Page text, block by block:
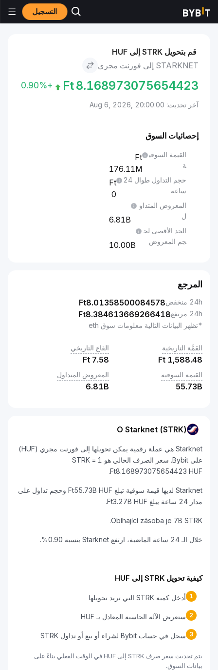
التسجيل
الأسواق Starknet to فورنت مجري
قم بتحويل STRK إلى HUF
STARKNET إلى فورنت مجري
Ft8.168973075654423
+0.90%
آخر تحديث: Aug 6, 2026, 20:00:00
إحصائيات السوق
القيمة السوقي
ة
176.11M
حجم التداول طوال 24
ساعة
0
المعروض المتداو
ل
6.81B
الحد الأقصى لح
جم المعروض
10.00B
المرجع
24h منخفض Ft8.01358500084578
24h مرتفع Ft8.384613669266418
*تظهر البيانات التالية معلومات سوق eth
القمَّة التاريخية
Ft 1,588.48
القاع التاريخي
Ft 7.58
القيمة السوقية
55.73B
المعروض المتداول
6.81B
O Starknet (STRK)
Starknet هي عملة رقمية يمكن تحويلها إلى فورنت مجري (HUF)
على Bybit. سعر الصرف الحالي هو 1 STRK =
Ft8.168973075654423 HUF.
Starknet لديها قيمة سوقية تبلغ Ft55.73B HUF وحجم تداول على
مدار 24 ساعة يبلغ Ft3.27B HUF.
Obíhající zásoba je 7B STRK.
خلال الـ 24 ساعة الماضية، ارتفع Starknet بنسبة 0.90%.
كيفية تحويل STRK إلى HUF
1 أدخل كمية STRK التي تريد تحويلها
2 ستعرض الآلة الحاسبة المعادل بـ HUF
3 سجل في حساب Bybit لشراء أو بيع أو تداول STRK
يتم تحديث سعر صرف STRK إلى HUF في الوقت الفعلي بناءً على
بيانات السوق.